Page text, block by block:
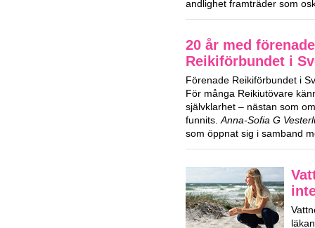
andlighet framträder som
20 år med förenade
Reikiförbundet i
Förenade Reikiförbundet i
För många Reikiutövare
självklarhet – nästan som
funnits.Anna-Sofia G
som öppnat sig i samband